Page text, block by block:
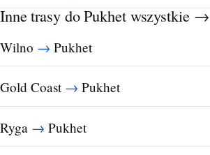
Inne trasy do Pukhetwszystkie →
Wilno → Pukhet
Gold Coast → Pukhet
Ryga → Pukhet